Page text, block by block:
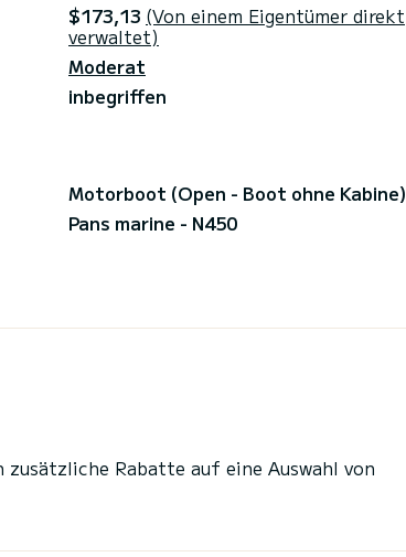
$173,13 (Von einem Eigentümer direkt
verwaltet)
Moderat
inbegriffen
Motorboot (Open - Boot ohne Kabine)
Pans marine - N450
Rabatte auf eine Auswahl von